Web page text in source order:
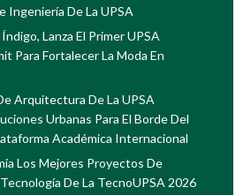
Ingeniería De La UPSA
Lanza El Primer UPSA
Para Fortalecer La Moda En
Arquitectura De La UPSA
Urbanas Para El Borde Del
Académica Internacional
Los Mejores Proyectos De
De La TecnoUPSA 2026